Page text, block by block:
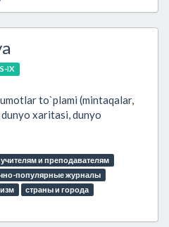
IX
to`plami (mintaqalar,
xaritasi, dunyo
учителям и преподавателям
популярные журналы
страны и города